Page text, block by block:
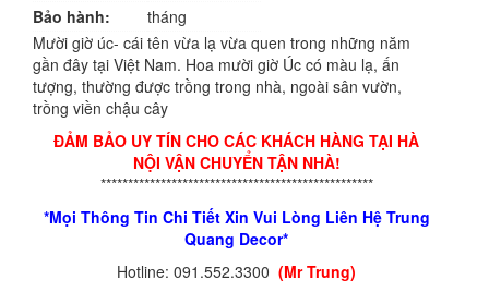
Bảo hành:
tháng
Mười giờ úc- cái tên vừa lạ vừa quen trong những năm
gần đây tại Việt Nam. Hoa mười giờ Úc có màu lạ, ấn
tượng, thường được trồng trong nhà, ngoài sân vườn,
trồng viền chậu cây
ĐẢM BẢO UY TÍN CHO CÁC KHÁCH HÀNG TẠI HÀ
NỘI VẬN CHUYỂN TẬN NHÀ!
**************************************************
*Mọi Thông Tin Chi Tiết Xin Vui Lòng Liên Hệ Trung
Quang Decor*
Hotline: 091.552.3300 (Mr Trung)